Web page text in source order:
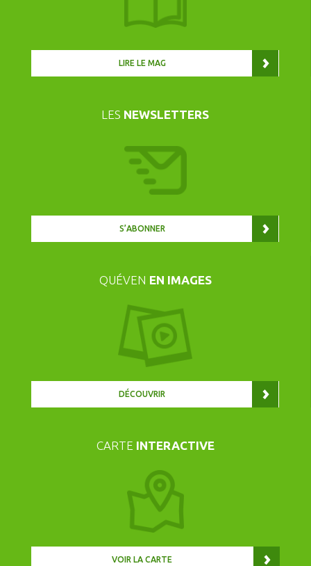
LIRE LE MAG
LES NEWSLETTERS
S’ABONNER
QUÉVEN EN IMAGES
DÉCOUVRIR
CARTE INTERACTIVE
VOIR LA CARTE